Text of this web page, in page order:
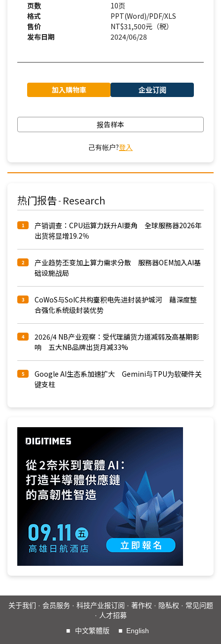
页数
10页
格式
PPT(Word)/PDF/XLS
售价
NT$31,500元（税）
发布日期
2024/06/28
加入購物車 企业订阅
报告样本
己有帐户?登入
热门报告 - Research
1
产销调查：CPU运算力跃升AI要角 全球服務器2026年
出货将显增19.2％
2
产业趋势丕变加上算力需求分散 服務器OEM加入AI基
础设施战局
3
CoWoS与SoIC共构臺积电先进封装护城河 藉深度整
合强化系统级封装优势
4
2026/4 NB产业观察：受代理舖货力道减弱及高基期影
响 五大NB品牌出货月减33%
5
Google AI生态系加速扩大 Gemini与TPU为软硬件关
键支柱
关于我们 · 会员服务· 科技产业报订阅 · 著作权 · 隐私权 · 常见问题
· 人才招募
■
中文繁體版 ■ English